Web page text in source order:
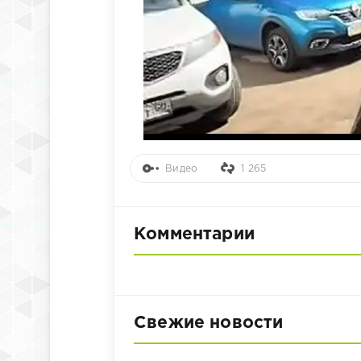
Видео 1 265
Комментарии
Свежие новости